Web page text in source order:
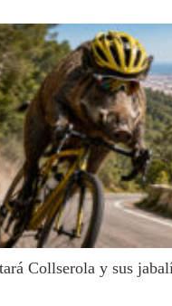
Collserola y sus